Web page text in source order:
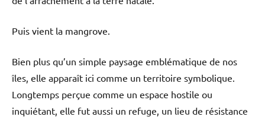
Puis vient la mangrove.
Bien plus qu’un simple paysage emblématique de nos
îles, elle apparaît ici comme un territoire symbolique.
Longtemps perçue comme un espace hostile ou
inquiétant, elle fut aussi un refuge, un lieu de résistance